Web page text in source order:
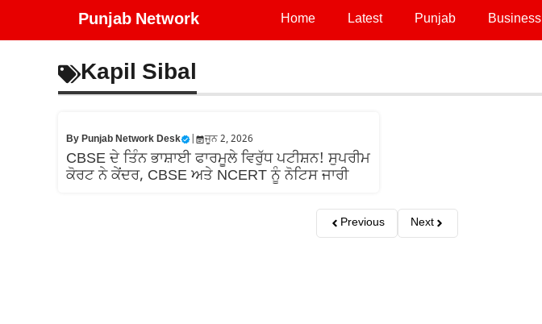
Punjab Network Home Latest Punjab Business
Kapil Sibal
ByPunjab Network Desk ਜੂਨ 2, 2026
CBSE ਦੇ ਤਿੰਨ ਭਾਸ਼ਾਈ ਫਾਰਮੂਲੇ ਵਿਰੁੱਧ ਪਟੀਸ਼ਨ! ਸੁਪਰੀਮ
ਕੋਰਟ ਨੇ ਕੇਂਦਰ, CBSE ਅਤੇ NCERT ਨੂੰ ਨੋਟਿਸ ਜਾਰੀ
Previous Next